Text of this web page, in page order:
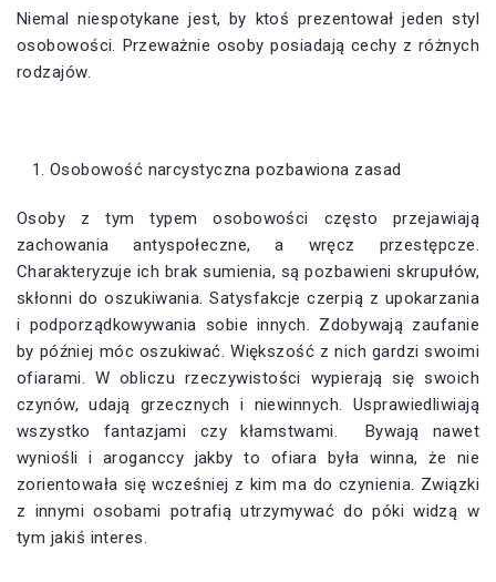
Niemal niespotykane jest, by ktoś prezentował jeden styl
osobowości. Przeważnie osoby posiadają cechy z różnych
rodzajów.
Osobowość narcystyczna pozbawiona zasad
Osoby z tym typem osobowości często przejawiają
zachowania antyspołeczne, a wręcz przestępcze.
Charakteryzuje ich brak sumienia, są pozbawieni skrupułów,
skłonni do oszukiwania. Satysfakcje czerpią z upokarzania
i podporządkowywania sobie innych. Zdobywają zaufanie
by później móc oszukiwać. Większość z nich gardzi swoimi
ofiarami. W obliczu rzeczywistości wypierają się swoich
czynów, udają grzecznych i niewinnych. Usprawiedliwiają
wszystko fantazjami czy kłamstwami. Bywają nawet
wyniośli i aroganccy jakby to ofiara była winna, że nie
zorientowała się wcześniej z kim ma do czynienia. Związki
z innymi osobami potrafią utrzymywać do póki widzą w
tym jakiś interes.